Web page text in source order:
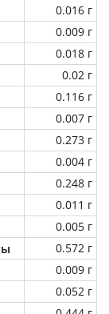
0.016 г
0.009 г
0.018 г
0.02 г
0.116 г
0.007 г
0.273 г
0.004 г
0.248 г
0.011 г
0.005 г
0.572 г
0.009 г
0.052 г